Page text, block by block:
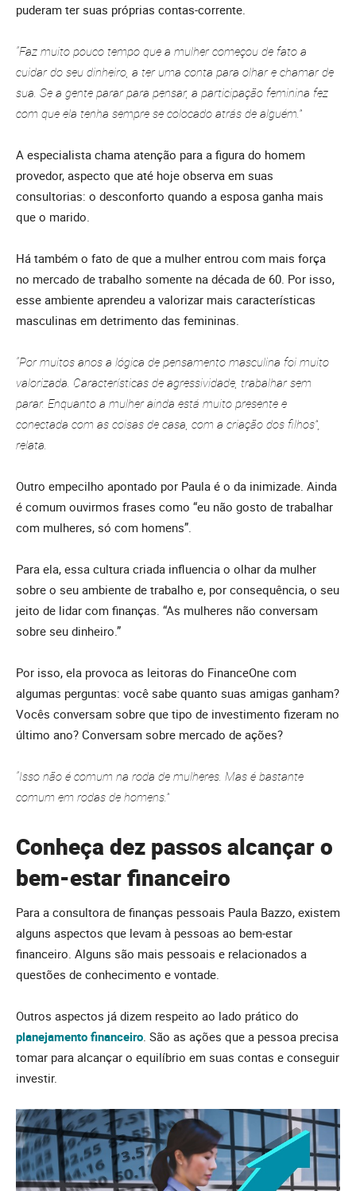
puderam ter suas próprias contas-corrente.
“Faz muito pouco tempo que a mulher começou de fato a
cuidar do seu dinheiro, a ter uma conta para olhar e chamar de
sua. Se a gente parar para pensar, a participação feminina fez
com que ela tenha sempre se colocado atrás de alguém.”
A especialista chama atenção para a figura do homem
provedor, aspecto que até hoje observa em suas
consultorias: o desconforto quando a esposa ganha mais
que o marido.
Há também o fato de que a mulher entrou com mais força
no mercado de trabalho somente na década de 60. Por isso,
esse ambiente aprendeu a valorizar mais características
masculinas em detrimento das femininas.
“Por muitos anos a lógica de pensamento masculina foi muito
valorizada. Características de agressividade, trabalhar sem
parar. Enquanto a mulher ainda está muito presente e
conectada com as coisas de casa, com a criação dos filhos”,
relata.
Outro empecilho apontado por Paula é o da inimizade. Ainda
é comum ouvirmos frases como “eu não gosto de trabalhar
com mulheres, só com homens”.
Para ela, essa cultura criada influencia o olhar da mulher
sobre o seu ambiente de trabalho e, por consequência, o seu
jeito de lidar com finanças. “As mulheres não conversam
sobre seu dinheiro.”
Por isso, ela provoca as leitoras do FinanceOne com
algumas perguntas: você sabe quanto suas amigas ganham?
Vocês conversam sobre que tipo de investimento fizeram no
último ano? Conversam sobre mercado de ações?
“Isso não é comum na roda de mulheres. Mas é bastante
comum em rodas de homens.”
Conheça dez passos alcançar o
bem-estar financeiro
Para a consultora de finanças pessoais Paula Bazzo, existem
alguns aspectos que levam à pessoas ao bem-estar
financeiro. Alguns são mais pessoais e relacionados a
questões de conhecimento e vontade.
Outros aspectos já dizem respeito ao lado prático do
planejamento financeiro . São as ações que a pessoa precisa
tomar para alcançar o equilíbrio em suas contas e conseguir
investir.